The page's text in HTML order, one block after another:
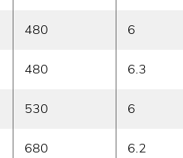
480 6
480 6.3
530 6
680 6.2